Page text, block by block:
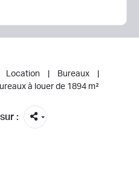
Location
Bureaux
à louer de 1894 m²
: